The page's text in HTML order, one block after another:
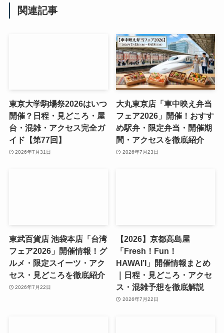
関連記事
東京大学駒場祭2026はいつ
開催？日程・見どころ・屋
台・混雑・アクセス完全ガ
イド【第77回】
2026年7月31日
大丸東京店「車中映え弁当
フェア2026」開催！おすす
め駅弁・限定弁当・開催期
間・アクセスを徹底紹介
2026年7月23日
東武百貨店 池袋本店「台湾
フェア2026」開催情報！グ
ルメ・限定スイーツ・アク
セス・見どころを徹底紹介
2026年7月22日
【2026】京都高島屋
「Fresh！Fun！
HAWAI’I」開催情報まとめ
｜日程・見どころ・アクセ
ス・混雑予想を徹底解説
2026年7月22日